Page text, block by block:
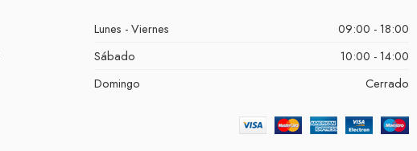
Lunes - Viernes
09:00 - 18:00
Sábado
10:00 - 14:00
Domingo
Cerrado